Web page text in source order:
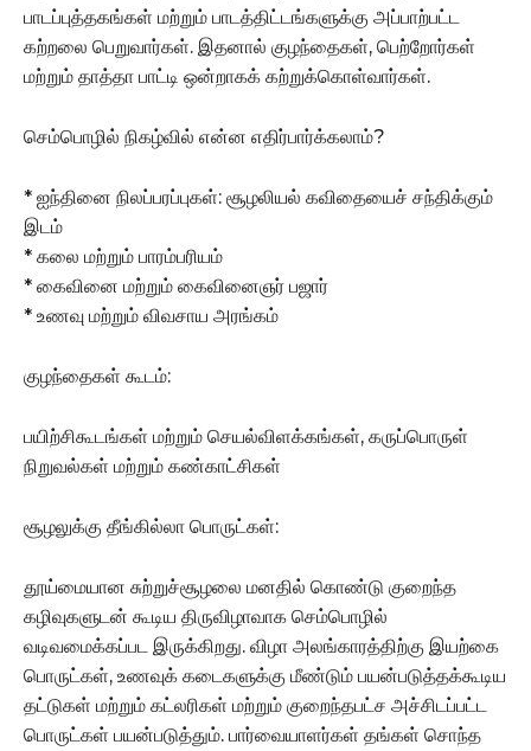
பாடப்புத்தகங்கள் மற்றும் பாடத்திட்டங்களுக்கு அப்பாற்பட்ட
கற்றலை பெறுவார்கள். இதனால் குழந்தைகள், பெற்றோர்கள்
மற்றும் தாத்தா பாட்டி ஒன்றாகக் கற்றுக்கொள்வார்கள்.
செம்பொழில் நிகழ்வில் என்ன எதிர்பார்க்கலாம்?
* ஐந்தினை நிலப்பரப்புகள்: சூழலியல் கவிதையைச் சந்திக்கும்
இடம்
* கலை மற்றும் பாரம்பரியம்
* கைவினை மற்றும் கைவினைஞர் பஜார்
* உணவு மற்றும் விவசாய அரங்கம்
குழந்தைகள் கூடம்:
பயிற்சிகூடங்கள் மற்றும் செயல்விளக்கங்கள், கருப்பொருள்
நிறுவல்கள் மற்றும் கண்காட்சிகள்
சூழலுக்கு தீங்கில்லா பொருட்கள்:
தூய்மையான சுற்றுச்சூழலை மனதில் கொண்டு குறைந்த
கழிவுகளுடன் கூடிய திருவிழாவாக செம்பொழில்
வடிவமைக்கப்பட இருக்கிறது. விழா அலங்காரத்திற்கு இயற்கை
பொருட்கள், உணவுக் கடைகளுக்கு மீண்டும் பயன்படுத்தக்கூடிய
தட்டுகள் மற்றும் கட்லரிகள் மற்றும் குறைந்தபட்ச அச்சிடப்பட்ட
பொருட்கள் பயன்படுத்தும். பார்வையாளர்கள் தங்கள் சொந்த